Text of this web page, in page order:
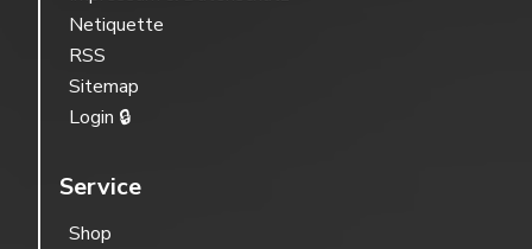
Netiquette
RSS
Sitemap
Login 🔒
Service
Shop